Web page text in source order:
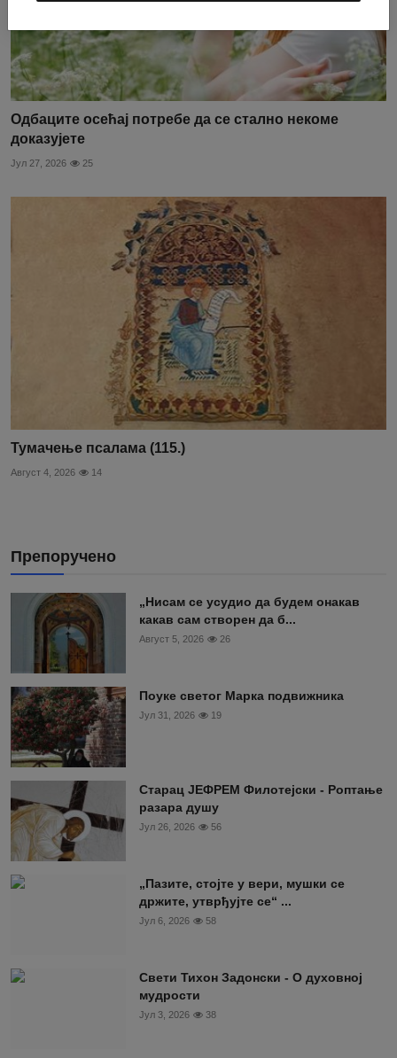
Одбаците осећај потребе да се стално некоме
доказујете
Јул 27, 2026 25
Тумачење псалама (115.)
Август 4, 2026 14
Препоручено
„Нисам се усудио да будем онакав
какав сам створен да б...
Август 5, 2026 26
Поуке светог Марка подвижника
Јул 31, 2026 19
Старац ЈЕФРЕМ Филотејски - Роптање
разара душу
Јул 26, 2026 56
„Пазите, стојте у вери, мушки се
држите, утврђујте се“ ...
Јул 6, 2026 58
Свети Тихон Задонски - О духовној
мудрости
Јул 3, 2026 38